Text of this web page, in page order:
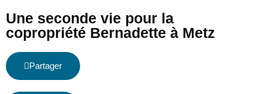
Une seconde vie pour la
copropriété Bernadette à Metz
Partager